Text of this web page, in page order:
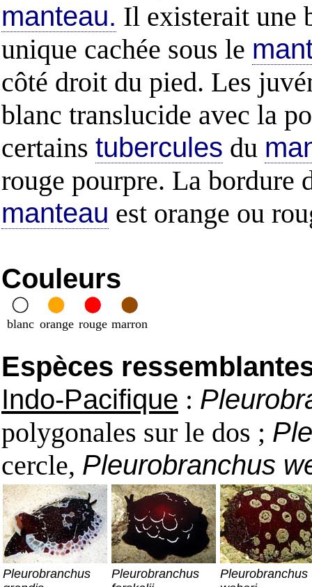
manteau. Il existerait une
unique cachée sous le
côté droit du pied. Les
blanc translucide avec la
certains tubercules du
rouge pourpre. La bordure
manteau est orange ou
Couleurs
blanc orange rouge marron
Espèces
Indo-Pacifique :
polygonales sur le dos ;
cercle, Pleurobranchus
Pleurobranchus
Pleurobranchus
Pleurobranchus